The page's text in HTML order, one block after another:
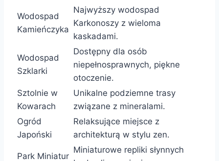
Wodospad
Kamieńczyka
Najwyższy wodospad
Karkonoszy z wieloma
kaskadami.
Wodospad
Szklarki
Dostępny dla osób
niepełnosprawnych, piękne
otoczenie.
Sztolnie w
Kowarach
Unikalne podziemne trasy
związane z mineralami.
Ogród
Japoński
Relaksujące miejsce z
architekturą w stylu zen.
Park Miniatur
Miniaturowe repliki słynnych